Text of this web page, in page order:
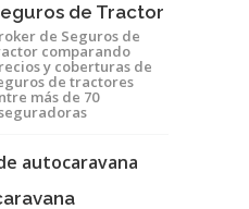
de Tractor
de Seguros de
comparando
y coberturas de
de tractores
más de 70